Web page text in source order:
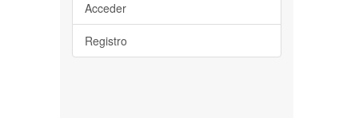
Acceder
Registro